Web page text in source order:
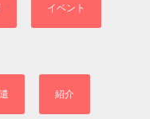
イベント
紹介